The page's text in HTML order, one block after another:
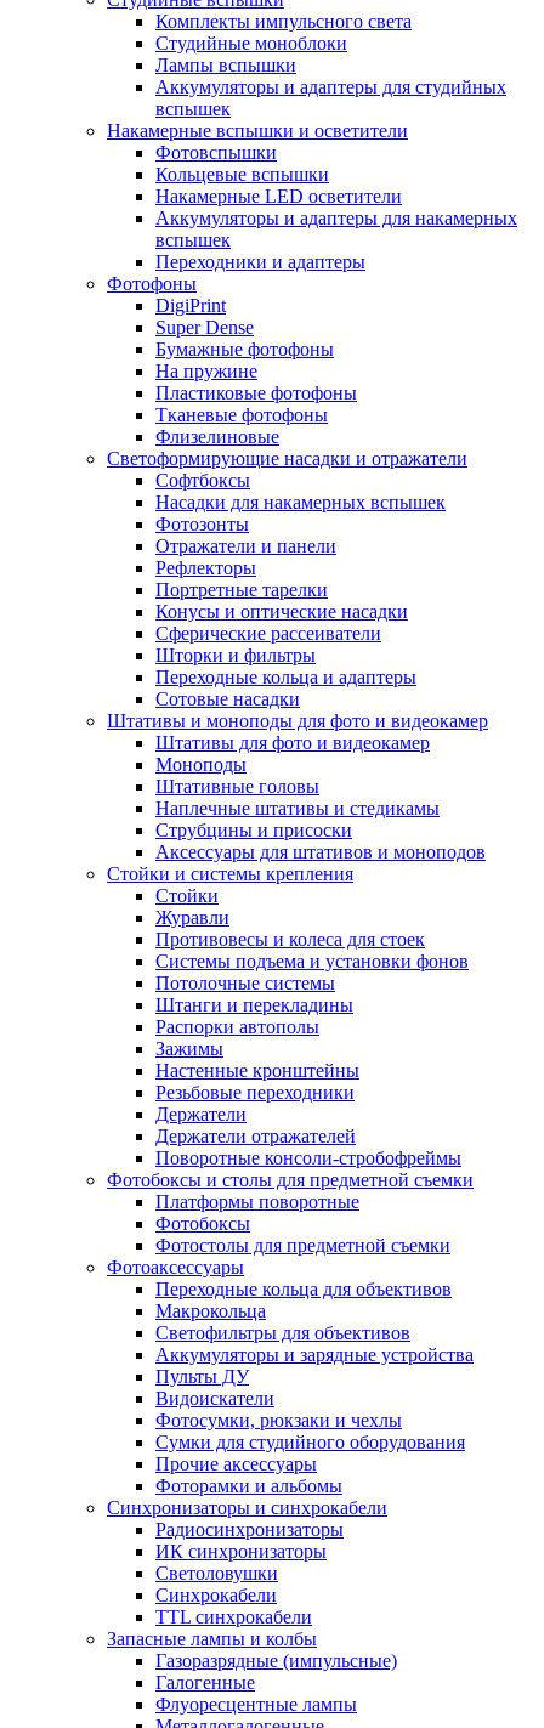
Комплекты импульсного света
Студийные моноблоки
Лампы вспышки
Аккумуляторы и адаптеры для студийных
вспышек
Накамерные вспышки и осветители
Фотовспышки
Кольцевые вспышки
Накамерные LED осветители
Аккумуляторы и адаптеры для накамерных
вспышек
Переходники и адаптеры
Фотофоны
DigiPrint
Super Dense
Бумажные фотофоны
На пружине
Пластиковые фотофоны
Тканевые фотофоны
Флизелиновые
Светоформирующие насадки и отражатели
Софтбоксы
Насадки для накамерных вспышек
Фотозонты
Отражатели и панели
Рефлекторы
Портретные тарелки
Конусы и оптические насадки
Сферические рассеиватели
Шторки и фильтры
Переходные кольца и адаптеры
Сотовые насадки
Штативы и моноподы для фото и видеокамер
Штативы для фото и видеокамер
Моноподы
Штативные головы
Наплечные штативы и стедикамы
Струбцины и присоски
Аксессуары для штативов и моноподов
Стойки и системы крепления
Стойки
Журавли
Противовесы и колеса для стоек
Системы подъема и установки фонов
Потолочные системы
Штанги и перекладины
Распорки автополы
Зажимы
Настенные кронштейны
Резьбовые переходники
Держатели
Держатели отражателей
Поворотные консоли-стробофреймы
Фотобоксы и столы для предметной съемки
Платформы поворотные
Фотобоксы
Фотостолы для предметной съемки
Фотоаксессуары
Переходные кольца для объективов
Макрокольца
Светофильтры для объективов
Аккумуляторы и зарядные устройства
Пульты ДУ
Видоискатели
Фотосумки, рюкзаки и чехлы
Сумки для студийного оборудования
Прочие аксессуары
Фоторамки и альбомы
Синхронизаторы и синхрокабели
Радиосинхронизаторы
ИК синхронизаторы
Светоловушки
Синхрокабели
TTL синхрокабели
Запасные лампы и колбы
Газоразрядные (импульсные)
Галогенные
Флуоресцентные лампы